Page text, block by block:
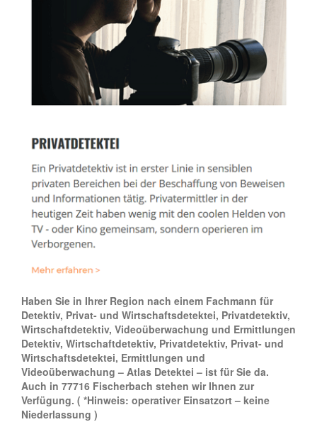
Haben Sie in Ihrer Region nach einem Fachmann für
Detektiv, Privat- und Wirtschaftsdetektei, Privatdetektiv,
Wirtschaftdetektiv, Videoüberwachung und Ermittlungen
Detektiv, Wirtschaftdetektiv, Privatdetektiv, Privat- und
Wirtschaftsdetektei, Ermittlungen und
Videoüberwachung – Atlas Detektei – ist für Sie da.
Auch in 77716 Fischerbach stehen wir Ihnen zur
Verfügung. ( *Hinweis: operativer Einsatzort – keine
Niederlassung )